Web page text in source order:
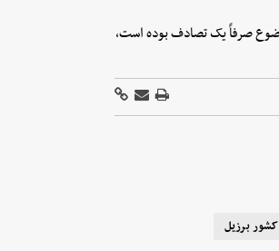
آلمان در سال ۲۰۱۴، فکر می‌کرد این موضوع صرفاً یک تصادف بوده است،
کشور برزیل